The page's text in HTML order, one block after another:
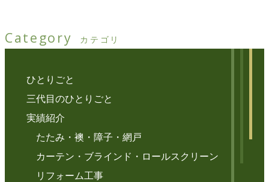
Category カテゴリ
ひとりごと
三代目のひとりごと
実績紹介
たたみ・襖・障子・網戸
カーテン・ブラインド・ロールスクリーン
リフォーム工事